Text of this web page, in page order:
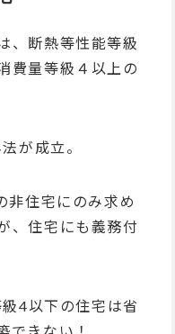
、断熱等性能等級
費量等級４以上の
が成立。
非住宅にのみ求め
、住宅にも義務付
4以下の住宅は省